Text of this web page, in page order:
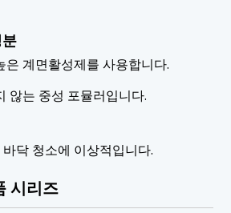
은 계면활성제를 사용합니다.
않는 중성 포뮬러입니다.
닥 청소에 이상적입니다.
시리즈